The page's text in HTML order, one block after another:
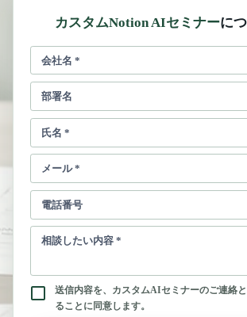
カスタムNotion AIセミナーに
会社名 *
部署名
氏名 *
メール *
電話番号
相談したい内容 *
送信内容を、カスタムAIセミナーのご連絡
ることに同意します。